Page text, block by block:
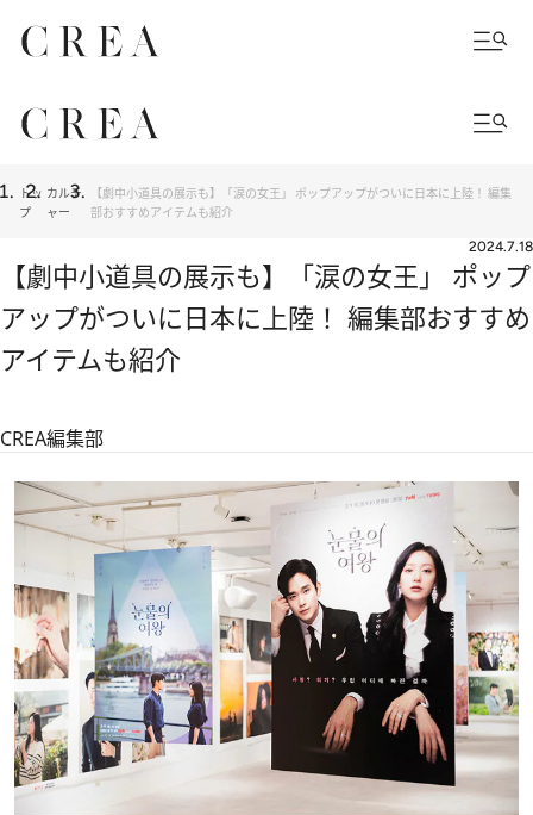
トッ
プ
カルチ
ャー
【劇中小道具の展示も】「涙の女王」 ポップアップがついに日本に上陸！ 編集
部おすすめアイテムも紹介
2024.7.18
【劇中小道具の展示も】「涙の女王」 ポップ
アップがついに日本に上陸！ 編集部おすすめ
アイテムも紹介
CREA編集部